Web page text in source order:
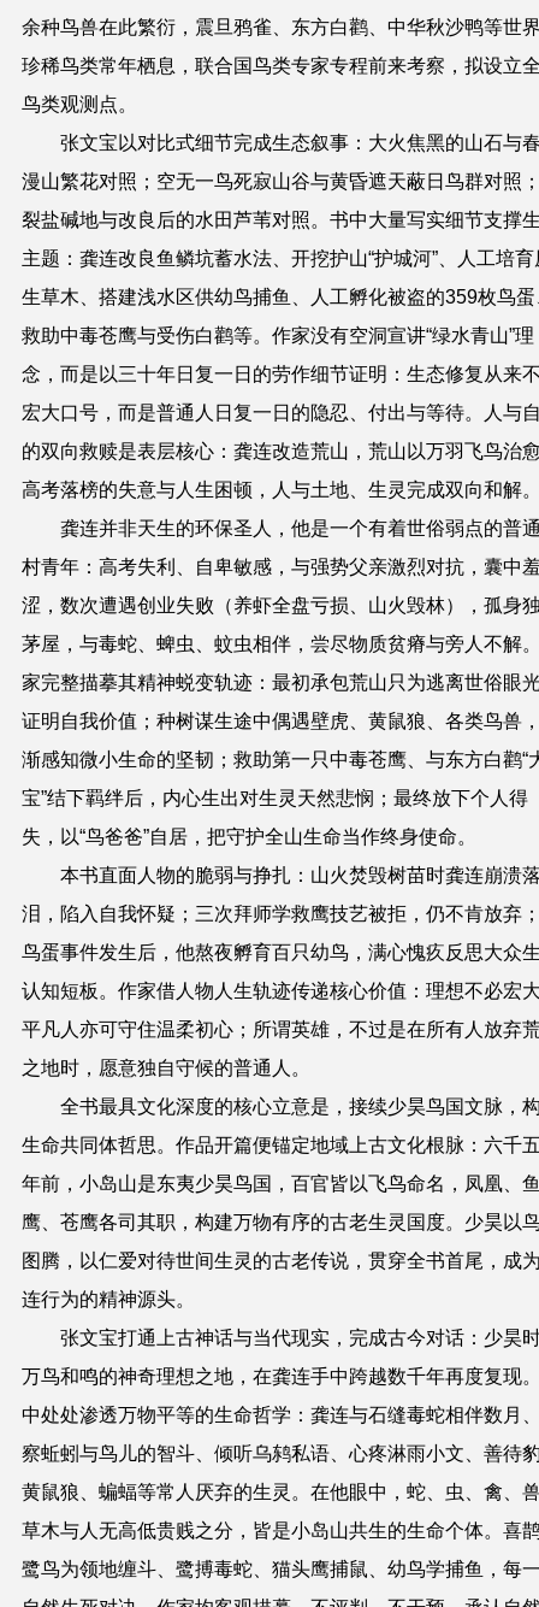
余种鸟兽在此繁衍，震旦鸦雀、东方白鹳、中华秋沙鸭等世
珍稀鸟类常年栖息，联合国鸟类专家专程前来考察，拟设立
鸟类观测点。
张文宝以对比式细节完成生态叙事：大火焦黑的山石与
漫山繁花对照；空无一鸟死寂山谷与黄昏遮天蔽日鸟群对照
裂盐碱地与改良后的水田芦苇对照。书中大量写实细节支撑
主题：龚连改良鱼鳞坑蓄水法、开挖护山“护城河” 、人工培
生草木、搭建浅水区供幼鸟捕鱼、人工孵化被盗的359枚鸟蛋
救助中毒苍鹰与受伤白鹳等。作家没有空洞宣讲“绿水青山”理
念，而是以三十年日复一日的劳作细节证明：生态修复从来
宏大口号，而是普通人日复一日的隐忍、付出与等待。人与
的双向救赎是表层核心：龚连改造荒山，荒山以万羽飞鸟治
高考落榜的失意与人生困顿，人与土地、生灵完成双向和解
龚连并非天生的环保圣人，他是一个有着世俗弱点的普
村青年：高考失利、自卑敏感，与强势父亲激烈对抗，囊中
涩，数次遭遇创业失败（养虾全盘亏损、山火毁林），孤身
茅屋，与毒蛇、蜱虫、蚊虫相伴，尝尽物质贫瘠与旁人不解
家完整描摹其精神蜕变轨迹：最初承包荒山只为逃离世俗眼
证明自我价值；种树谋生途中偶遇壁虎、黄鼠狼、各类鸟兽
渐感知微小生命的坚韧；救助第一只中毒苍鹰、与东方白鹳“
宝”结下羁绊后，内心生出对生灵天然悲悯；最终放下个人得
失，以“鸟爸爸”自居，把守护全山生命当作终身使命。
本书直面人物的脆弱与挣扎：山火焚毁树苗时龚连崩溃
泪，陷入自我怀疑；三次拜师学救鹰技艺被拒，仍不肯放弃
鸟蛋事件发生后，他熬夜孵育百只幼鸟，满心愧疚反思大众
认知短板。作家借人物人生轨迹传递核心价值：理想不必宏
平凡人亦可守住温柔初心；所谓英雄，不过是在所有人放弃
之地时，愿意独自守候的普通人。
全书最具文化深度的核心立意是，接续少昊鸟国文脉，
生命共同体哲思。作品开篇便锚定地域上古文化根脉：六千
年前，小岛山是东夷少昊鸟国，百官皆以飞鸟命名，凤凰、
鹰、苍鹰各司其职，构建万物有序的古老生灵国度。少昊以
图腾，以仁爱对待世间生灵的古老传说，贯穿全书首尾，成
连行为的精神源头。
张文宝打通上古神话与当代现实，完成古今对话：少昊
万鸟和鸣的神奇理想之地，在龚连手中跨越数千年再度复现
中处处渗透万物平等的生命哲学：龚连与石缝毒蛇相伴数月
察蚯蚓与鸟儿的智斗、倾听乌鸫私语、心疼淋雨小文、善待
黄鼠狼、蝙蝠等常人厌弃的生灵。在他眼中，蛇、虫、禽、
草木与人无高低贵贱之分，皆是小岛山共生的生命个体。喜
鹭鸟为领地缠斗、鹭搏毒蛇、猫头鹰捕鼠、幼鸟学捕鱼，每